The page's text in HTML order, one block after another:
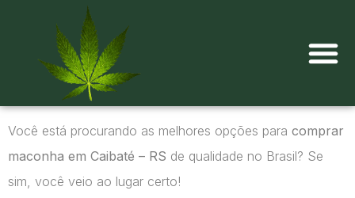
Você está procurando as melhores opções para comprar
maconha em Caibaté – RS de qualidade no Brasil? Se
sim, você veio ao lugar certo!